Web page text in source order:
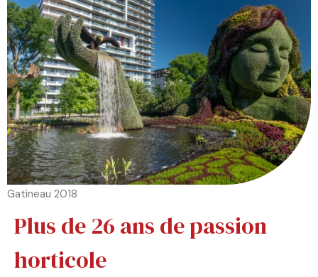
Gatineau 2018
Plus de 26 ans de passion
horticole